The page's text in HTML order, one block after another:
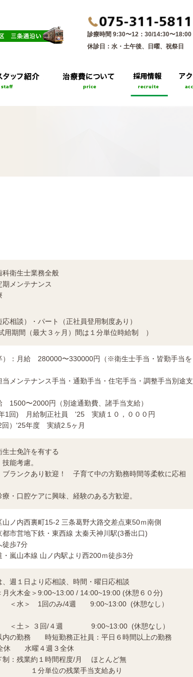
診療時間 9:30〜12：30/14:30〜18:00
休診日：水・土午後、日曜、祝祭日
科衛生士業務全般
期メンテナンス
応相談）・パート（正社員登用制度あり）
用期間（最大３ヶ月）間は１分単位時給制 ）
）：月給 280000〜330000円（※衛生士手当・皆勤手当を
メンテナンス手当・通勤手当・住宅手当・調整手当別途支
1500〜2000円（別途通勤費、諸手当支給）
1回) 月給制正社員 '25 実績１０，０００円
）'25年度 実績2.5ヶ月
生士免許を有する
能考慮。
ブランクあり歓迎！ 子育て中の方勤務時間等柔軟に応相
療・口腔ケアに興味、経験のある方歓迎。
山ノ内西裏町15-2 三条葛野大路交差点東50ｍ南側
都市営地下鉄・東西線 太秦天神川駅(3番出口)
徒歩7分
・嵐山本線 山ノ内駅より西200ｍ徒歩3分
、週１日より応相談、時間・曜日応相談
月火木金＞9:00~13:00 / 14:00~19:00 (休憩６０分)
回のみ/4週 9:00~13:00 (休憩なし）
回/４週 9:00~13:00 (休憩なし）
内の勤務 時短勤務正社員：平日６時間以上の勤務
休 水曜４週３全休
制：残業約１時間程度/月 ほとんど無
の残業手当支給あり